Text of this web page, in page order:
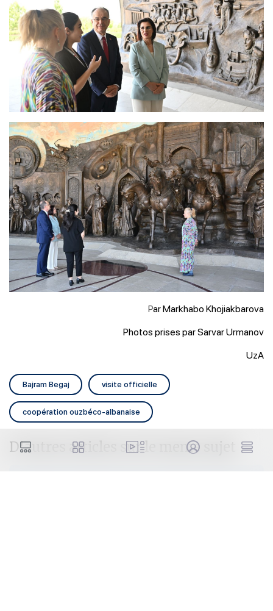
Par Markhabo Khojiakbarova
Photos prises par Sarvar Urmanov
UzA
Bajram Begaj visite officielle
coopération ouzbéco-albanaise
D'autres articles sur le meme sujet